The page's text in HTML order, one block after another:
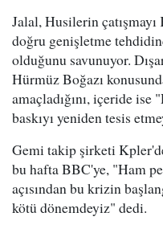
Jalal, Husilerin
doğru genişletme
olduğunu savunuyor.
Hürmüz Boğazı
amaçladığını, içeride ise
baskıyı yeniden tesis
Gemi takip şirketi
bu hafta BBC'ye, "Ham
açısından bu krizin
kötü dönemdeyiz" dedi.